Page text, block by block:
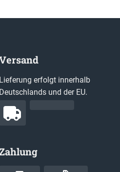
Lieferung erfolgt innerhalb
Deutschlands und der EU.